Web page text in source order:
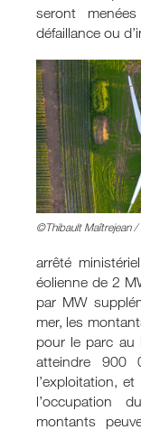
seront
défaillance ou
©Thibault Maîtrejean /
arrêté
éolienne de 2
par MW
mer, les
pour le parc au
atteindre
l’exploitation,
l’occupation
montants